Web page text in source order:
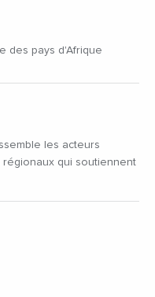
des pays d'Afrique
les acteurs
qui soutiennent